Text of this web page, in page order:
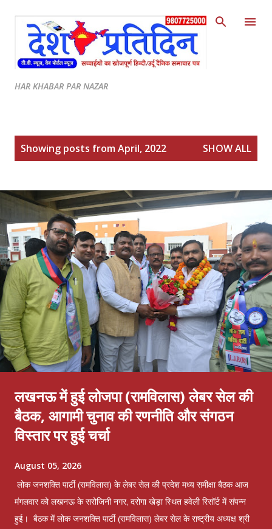
Skip to main content
HAR KHABAR PAR NAZAR
Showing posts from April, 2022 SHOW ALL
लखनऊ में हुई लोजपा (रामविलास) लेबर सेल की
बैठक, आगामी चुनाव की रणनीति और संगठन
विस्तार पर हुई चर्चा
August 05, 2026
लोक जनशक्ति पार्टी (रामविलास) के लेबर सेल की प्रदेश मध्य समीक्षा बैठक आज
मंगलवार को लखनऊ के सरोजिनी नगर, दरोगा खेड़ा स्थित हवेली रिसॉर्ट में संपन्न
हुई। बैठक में लोक जनशक्ति पार्टी (रामविलास) लेबर सेल के राष्ट्रीय अध्यक्ष श्री